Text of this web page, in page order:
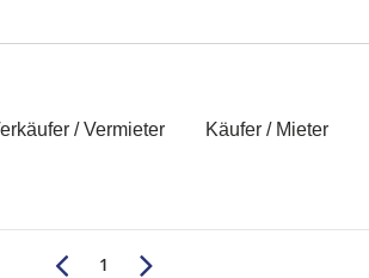
/ Vermieter Käufer / Mieter
1